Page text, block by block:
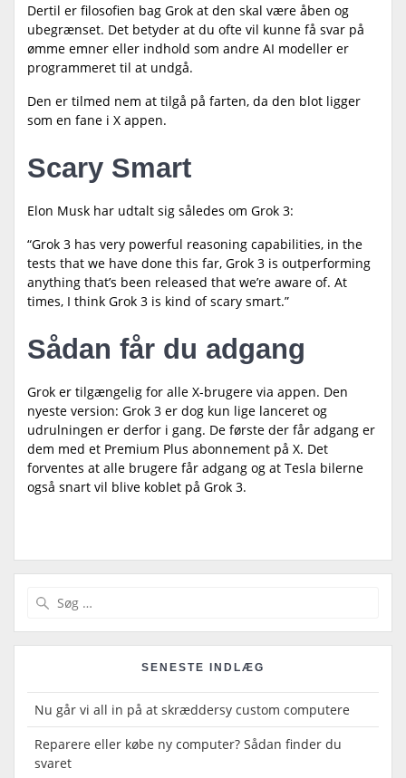
Dertil er filosofien bag Grok at den skal være åben og
ubegrænset. Det betyder at du ofte vil kunne få svar på
ømme emner eller indhold som andre AI modeller er
programmeret til at undgå.
Den er tilmed nem at tilgå på farten, da den blot ligger
som en fane i X appen.
Scary Smart
Elon Musk har udtalt sig således om Grok 3:
“Grok 3 has very powerful reasoning capabilities, in the
tests that we have done this far, Grok 3 is outperforming
anything that’s been released that we’re aware of. At
times, I think Grok 3 is kind of scary smart.”
Sådan får du adgang
Grok er tilgængelig for alle X-brugere via appen. Den
nyeste version: Grok 3 er dog kun lige lanceret og
udrulningen er derfor i gang. De første der får adgang er
dem med et Premium Plus abonnement på X. Det
forventes at alle brugere får adgang og at Tesla bilerne
også snart vil blive koblet på Grok 3.
Indlægsnavigation
SENESTE INDLÆG
Nu går vi all in på at skræddersy custom computere
Reparere eller købe ny computer? Sådan finder du
svaret